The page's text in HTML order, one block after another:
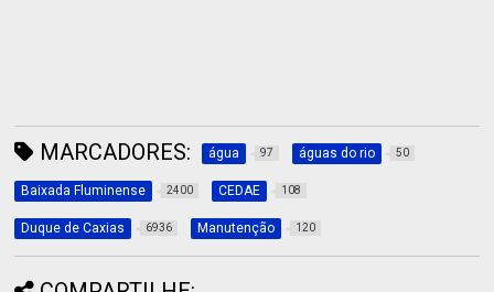
MARCADORES: água 97 águas do rio 50
Baixada Fluminense 2400 CEDAE 108
Duque de Caxias 6936 Manutenção 120